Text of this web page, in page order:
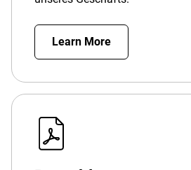
Learn More